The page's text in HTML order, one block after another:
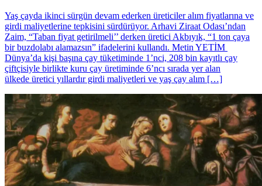
Yaş çayda ikinci sürgün devam ederken üreticiler alım fiyatlarına ve
girdi maliyetlerine tepkisini sürdürüyor. Arhavi Ziraat Odası’ndan
Zaim, “Taban fiyat getirilmeli’’ derken üretici Akbıyık, “1 ton çaya
bir buzdolabı alamazsın” ifadelerini kullandı. Metin YETİM
Dünya’da kişi başına çay tüketiminde 1’nci, 208 bin kayıtlı çay
çiftçisiyle birlikte kuru çay üretiminde 6’ncı sırada yer alan
ülkede üretici yıllardır girdi maliyetleri ve yaş çay alım […]